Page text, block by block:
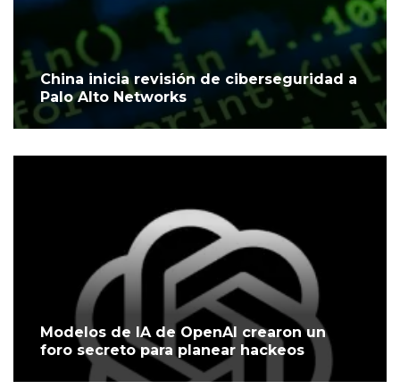
China inicia revisión de ciberseguridad a
Palo Alto Networks
Modelos de IA de OpenAI crearon un
foro secreto para planear hackeos